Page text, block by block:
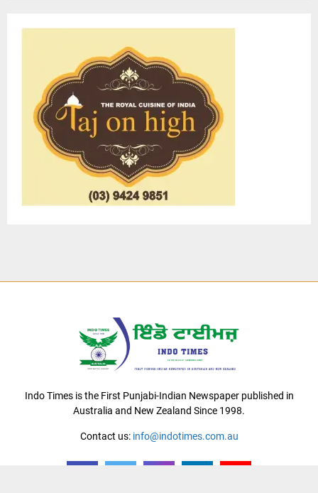
Indo Times is the First Punjabi-Indian Newspaper published in
Australia and New Zealand Since 1998.
Contact us: info@indotimes.com.au